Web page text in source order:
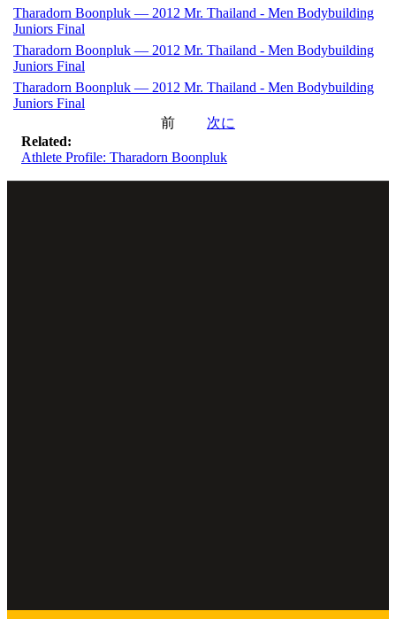
Tharadorn Boonpluk — 2012 Mr. Thailand - Men Bodybuilding
Juniors Final
Tharadorn Boonpluk — 2012 Mr. Thailand - Men Bodybuilding
Juniors Final
Tharadorn Boonpluk — 2012 Mr. Thailand - Men Bodybuilding
Juniors Final
前
次に
Related:
Athlete Profile: Tharadorn Boonpluk